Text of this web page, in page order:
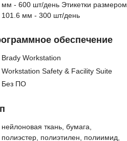
мм - 600 шт/день Этикетки размером
101.6 мм - 300 шт/день
обеспечение
Brady Workstation
Workstation Safety & Facility Suite
Без ПО
нейлоновая ткань, бумага,
полиэстер, полиэтилен, полиимид,